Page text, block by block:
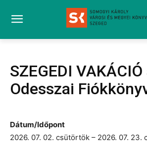
SZEGEDI VAKÁCIÓ
Odesszai
Dátum/Időpont
2026. 07. 02. csütörtök – 2026. 07. 23.